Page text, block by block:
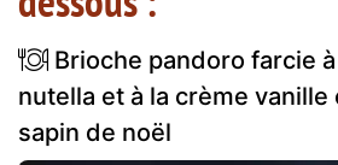
Brioche pandoro farcie
nutella et à la crème vanille
sapin de noël